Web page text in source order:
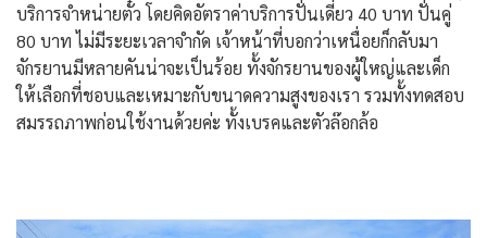
บริการจำหน่ายตั๋ว โดยคิดอัตราค่าบริการปั่นเดี่ยว 40 บาท ปั่นคู่
80 บาท ไม่มีระยะเวลาจำกัด เจ้าหน้าที่บอกว่าเหนื่อยก็กลับมา
จักรยานมีหลายคันน่าจะเป็นร้อย ทั้งจักรยานของผู้ใหญ่และเด็ก
ให้เลือกที่ชอบและเหมาะกับขนาดความสูงของเรา รวมทั้งทดสอบ
สมรรถภาพก่อนใช้งานด้วยค่ะ ทั้งเบรคและตัวล๊อกล้อ